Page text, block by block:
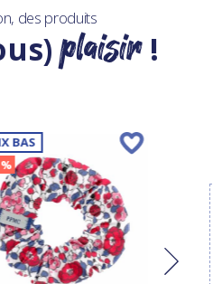
des produits
plaisir!
BAS